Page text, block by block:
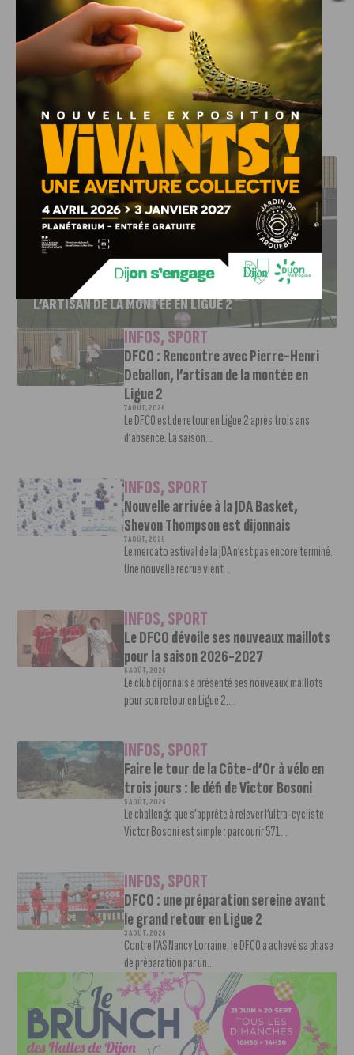
Après les signatures récentes d’Ylan Aka, Enzo Ketterlé ou
encore Anass Benyahya, le DFCO continue de sécuriser ses
pépites pour préparer l’avenir.
J'AIME LE DFCO
DFCO : RENCONTRE AVEC PIERRE-HENRI DEBALLON,
L’ARTISAN DE LA MONTÉE EN LIGUE 2
INFOS,SPORT
DFCO : Rencontre avec Pierre-Henri
Deballon, l’artisan de la montée en
Ligue 2
7 AOÛT, 2026
Le DFCO est de retour en Ligue 2 après trois ans
d’absence. La saison...
INFOS,SPORT
Nouvelle arrivée à la JDA Basket,
Shevon Thompson est dijonnais
7 AOÛT, 2026
Le mercato estival de la JDA n’est pas encore terminé.
Une nouvelle recrue vient...
INFOS,SPORT
Le DFCO dévoile ses nouveaux maillots
pour la saison 2026-2027
6 AOÛT, 2026
Le club dijonnais a présenté ses nouveaux maillots
pour son retour en Ligue 2....
INFOS,SPORT
Faire le tour de la Côte-d’Or à vélo en
trois jours : le défi de Victor Bosoni
5 AOÛT, 2026
Le challenge que s’apprête à relever l’ultra-cycliste
Victor Bosoni est simple : parcourir 571...
INFOS,SPORT
DFCO : une préparation sereine avant
le grand retour en Ligue 2
3 AOÛT, 2026
Contre l’AS Nancy Lorraine, le DFCO a achevé sa phase
de préparation par un...